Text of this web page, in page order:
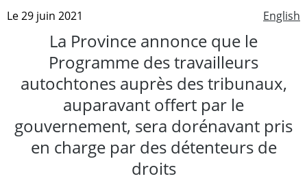
English
Le 29 juin 2021
La Province annonce que le
Programme des travailleurs
autochtones auprès des tribunaux,
auparavant offert par le
gouvernement, sera dorénavant pris
en charge par des détenteurs de
droits